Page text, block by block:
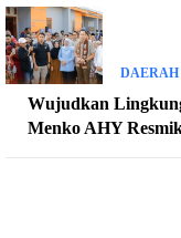
DAERAH
Wujudkan
Menko AHY